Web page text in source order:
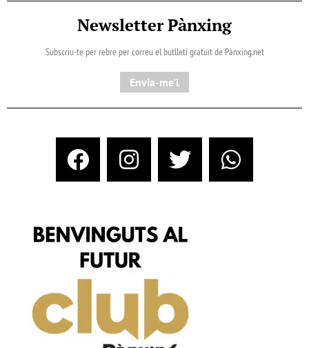
Newsletter Pànxing
Subscriu-te per rebre per correu el butlletí gratuït de Pànxing.net​
Envia-me'l